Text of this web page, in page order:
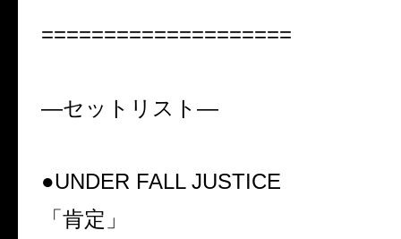
====================
―セットリスト―
●UNDER FALL JUSTICE
「肯定」